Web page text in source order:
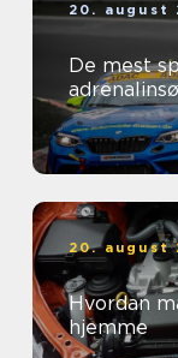
20. august
De mest
20. august
Hvordan
hjemme